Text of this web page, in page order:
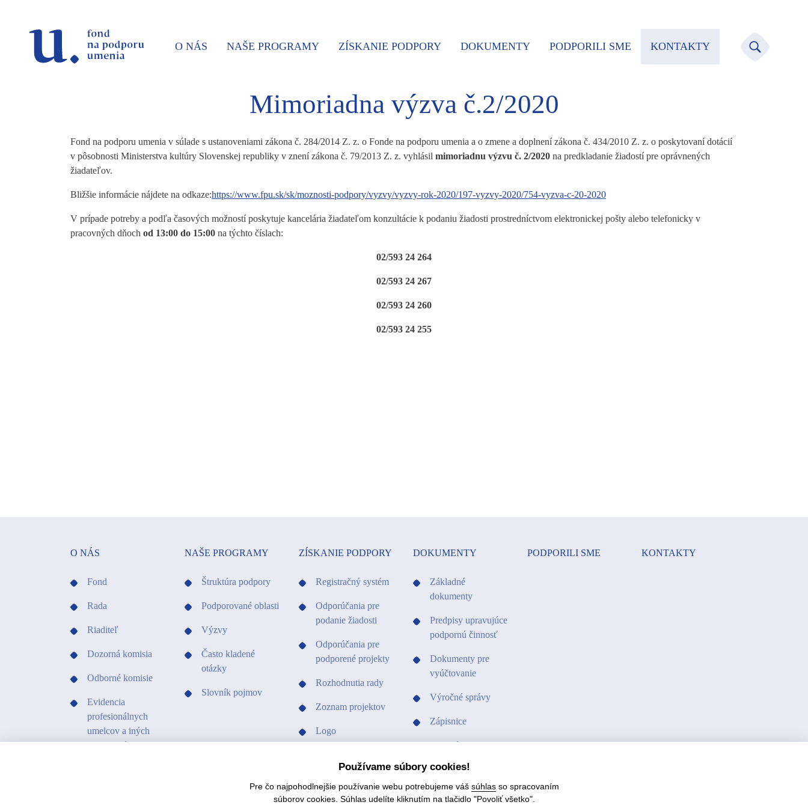
O NÁS NAŠE PROGRAMY ZÍSKANIE PODPORY DOKUMENTY PODPORILI SME KONTAKTY
Mimoriadna výzva č.2/2020
Fond na podporu umenia v súlade s ustanoveniami zákona č. 284/2014 Z. z. o Fonde na podporu umenia a o zmene a doplnení zákona č. 434/2010 Z. z. o poskytovaní dotácií
v pôsobnosti Ministerstva kultúry Slovenskej republiky v znení zákona č. 79/2013 Z. z. vyhlásil mimoriadnu výzvu č. 2/2020 na predkladanie žiadostí pre oprávnených
žiadateľov.
Bližšie informácie nájdete na odkaze:https://www.fpu.sk/sk/moznosti-podpory/vyzvy/vyzvy-rok-2020/197-vyzvy-2020/754-vyzva-c-20-2020
V prípade potreby a podľa časových možností poskytuje kancelária žiadateľom konzultácie k podaniu žiadosti prostredníctvom elektronickej pošty alebo telefonicky v
pracovných dňoch od 13:00 do 15:00 na týchto číslach:
02/593 24 264
02/593 24 267
02/593 24 260
02/593 24 255
O NÁS
Fond
Rada
Riaditeľ
Dozorná komisia
Odborné komisie
Evidencia
profesionálnych
umelcov a iných
profesionálov v
NAŠE PROGRAMY
Štruktúra podpory
Podporované oblasti
Výzvy
Často kladené
otázky
Slovník pojmov
ZÍSKANIE PODPORY
Registračný systém
Odporúčania pre
podanie žiadosti
Odporúčania pre
podporené projekty
Rozhodnutia rady
Zoznam projektov
Logo
DOKUMENTY
Základné
dokumenty
Predpisy upravujúce
podpornú činnosť
Dokumenty pre
vyúčtovanie
Výročné správy
Zápisnice
Ostatné dokumenty
Vzory a tlačivá
Hospodárenie fondu
PODPORILI SME KONTAKTY
Používame súbory cookies!
Pre čo najpohodlnejšie používanie webu potrebujeme váš súhlasso spracovaním
súborov cookies. Súhlas udelíte kliknutím na tlačidlo "Povoliť všetko".